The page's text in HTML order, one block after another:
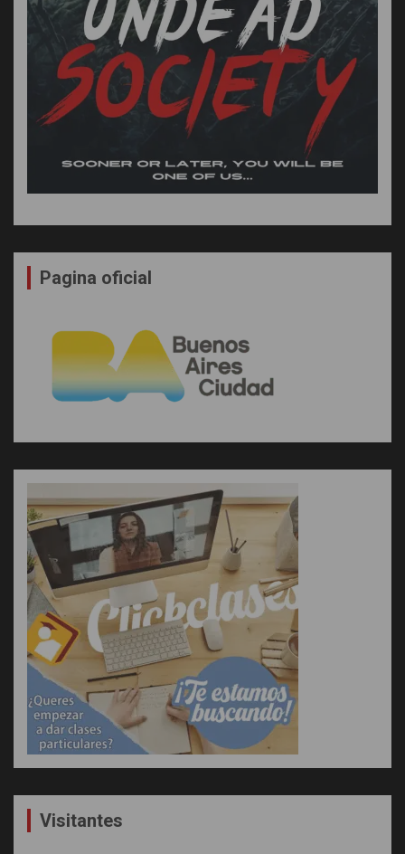
Pagina oficial
Visitantes